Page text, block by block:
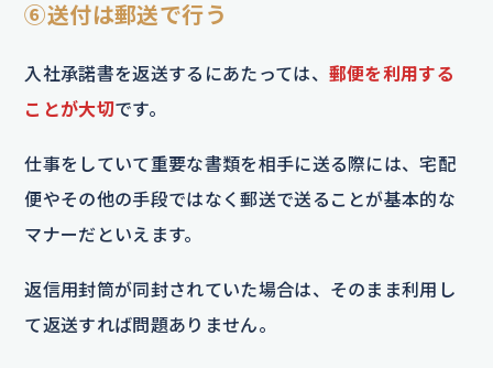
⑥送付は郵送で行う
入社承諾書を返送するにあたっては、 郵便を利用する
ことが大切です。
仕事をしていて重要な書類を相手に送る際には、宅配
便やその他の手段ではなく郵送で送ることが基本的な
マナーだといえます。
返信用封筒が同封されていた場合は、そのまま利用し
て返送すれば問題ありません。